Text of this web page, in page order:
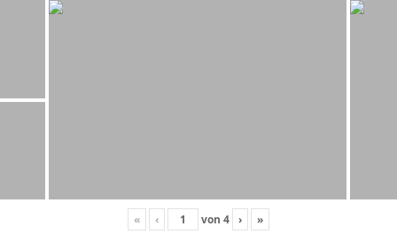
« ‹ von 4 › »